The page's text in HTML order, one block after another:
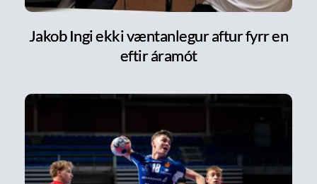
Jakob Ingi ekki væntanlegur aftur fyrr en
eftir áramót